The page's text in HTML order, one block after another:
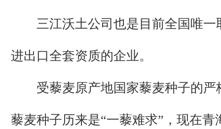
三江沃土公司也是目前全国唯一
进出口全套资质的企业。
受藜麦原产地国家藜麦种子的严
藜麦种子历来是“一藜难求”，现在青